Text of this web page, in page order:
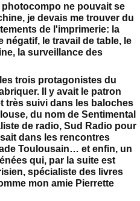
ne pouvait se
je devais me trouver du
de l'imprimerie: la
négatif, le travail de table, le
la surveillance des
trois protagonistes du
Il y avait le patron
très suivi dans les baloches
du nom de Sentimental
de radio, Sud Radio pour
dans les rencontres
Toulousain… et enfin, un
qui, par la suite est
spécialiste des livres
mon amie Pierrette